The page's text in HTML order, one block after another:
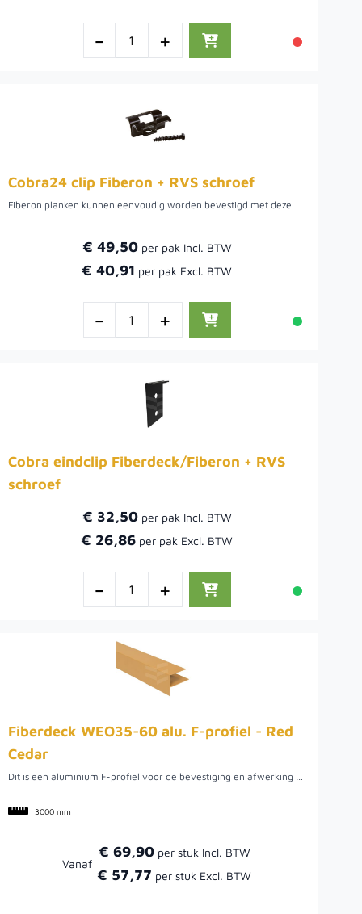
- +
Cobra24 clip Fiberon + RVS schroef
Fiberon planken kunnen eenvoudig worden bevestigd met deze Cobra24 clip + RVS schroef.
€ 49,50
€ 40,91
- +
Cobra eindclip Fiberdeck/Fiberon + RVS
schroef
€ 32,50
€ 26,86
- +
Fiberdeck WEO35-60 alu. F-profiel - Red
Cedar
Dit is een aluminium F-profiel voor de bevestiging en afwerking van Fiberdeck WEO Rhombus Red Cedar gevelbekleding. Het zorgt voor een strakke aansluiting en een professionele afwerking van uw gevelproject.
3000 mm
Vanaf
€ 69,90
€ 57,77